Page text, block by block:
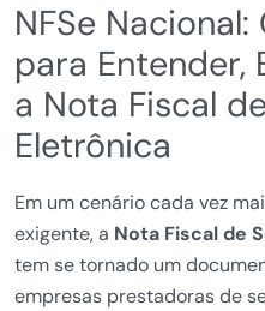
NFSe
para Entender,
a Nota Fiscal
Eletrônica
Em um cenário cada vez
exigente, a Nota Fiscal de
tem se tornado um
empresas prestadoras de